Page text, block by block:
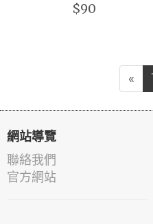
$90
«
網站導覽
聯絡我們
官方網站